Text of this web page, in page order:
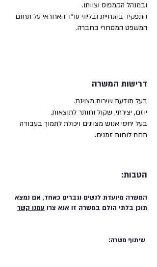
ובמנהל הקמפוס וצוותו.
התפקיד בהנחיית ובליווי עו"ד האחראי על תחום
המשפט המסחרי בחברה.
דרישות המשרה
בעל תודעת שירות מצוינת.
יוזם, יצירתי, שקול וחותר לתוצאות.
בעל יחסי אנוש מצוינים ויכולת לתמוך בעבודה
תחת לוחות זמנים.
הטבות:
המשרה מיועדת לנשים וגברים כאחד, אם נמצא
תוכן בלתי הולם במשרה זו אנא צרו עמנו קשר
שיתוף משרה: